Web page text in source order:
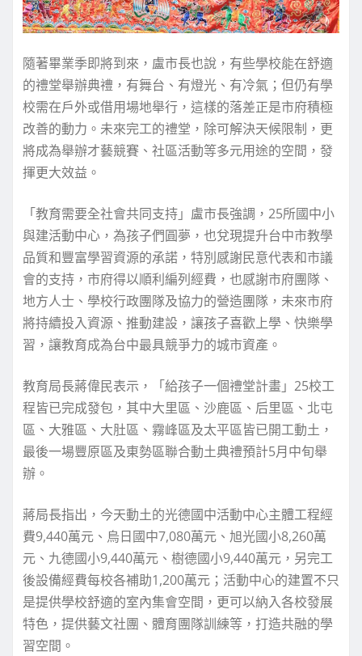
隨著畢業季即將到來，盧市長也說，有些學校能在舒適
的禮堂舉辦典禮，有舞台、有燈光、有冷氣；但仍有學
校需在戶外或借用場地舉行，這樣的落差正是市府積極
改善的動力。未來完工的禮堂，除可解決天候限制，更
將成為舉辦才藝競賽、社區活動等多元用途的空間，發
揮更大效益。
「教育需要全社會共同支持」盧市長強調，25所國中小
與建活動中心，為孩子們圓夢，也兌現提升台中市教學
品質和豐富學習資源的承諾，特別感謝民意代表和市議
會的支持，市府得以順利編列經費，也感謝市府團隊、
地方人士、學校行政團隊及協力的營造團隊，未來市府
將持續投入資源、推動建設，讓孩子喜歡上學、快樂學
習，讓教育成為台中最具競爭力的城市資產。
教育局長蔣偉民表示，「給孩子一個禮堂計畫」25校工
程皆已完成發包，其中大里區、沙鹿區、后里區、北屯
區、大雅區、大肚區、霧峰區及太平區皆已開工動土，
最後一場豐原區及東勢區聯合動土典禮預計5月中旬舉
辦。
蔣局長指出，今天動土的光德國中活動中心主體工程經
費9,440萬元、烏日國中7,080萬元、旭光國小8,260萬
元、九德國小9,440萬元、樹德國小9,440萬元，另完工
後設備經費每校各補助1,200萬元；活動中心的建置不只
是提供學校舒適的室內集會空間，更可以納入各校發展
特色，提供藝文社團、體育團隊訓練等，打造共融的學
習空間。